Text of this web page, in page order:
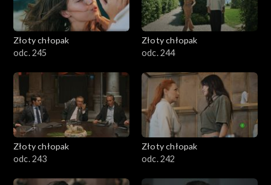
Złoty chłopak
odc. 245
Złoty chłopak
odc. 244
Złoty chłopak
odc. 243
Złoty chłopak
odc. 242